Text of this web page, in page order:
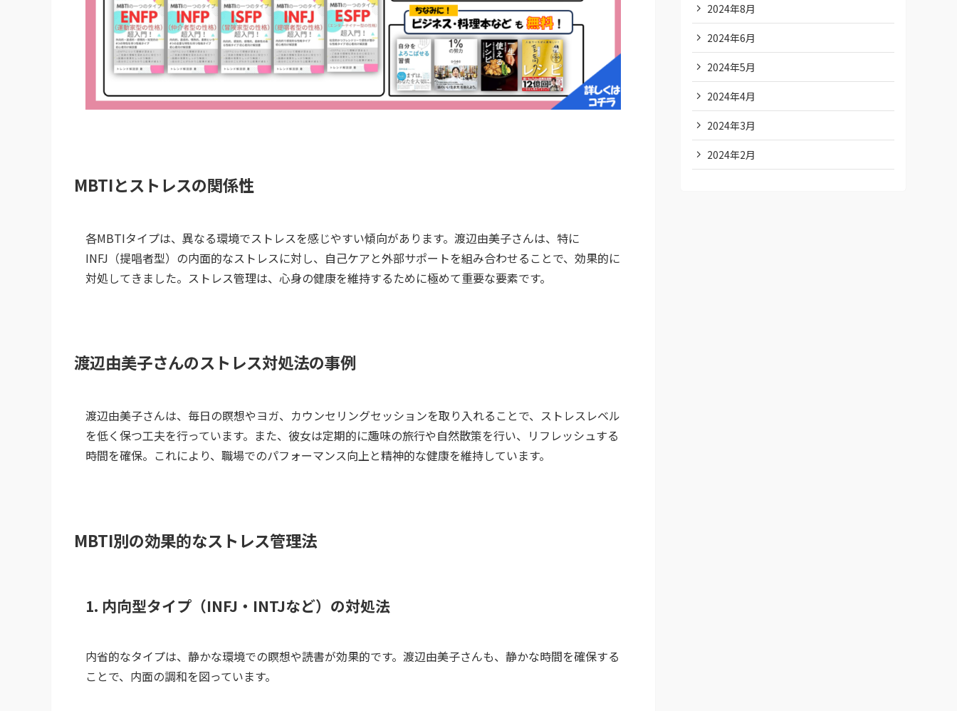
MBTIとストレスの関係性
各MBTIタイプは、異なる環境でストレスを感じやすい傾向があります。渡辺由美子さんは、特に
INFJ（提唱者型）の内面的なストレスに対し、自己ケアと外部サポートを組み合わせることで、効果的に
対処してきました。ストレス管理は、心身の健康を維持するために極めて重要な要素です。
渡辺由美子さんのストレス対処法の事例
渡辺由美子さんは、毎日の瞑想やヨガ、カウンセリングセッションを取り入れることで、ストレスレベル
を低く保つ工夫を行っています。また、彼女は定期的に趣味の旅行や自然散策を行い、リフレッシュする
時間を確保。これにより、職場でのパフォーマンス向上と精神的な健康を維持しています。
MBTI別の効果的なストレス管理法
1. 内向型タイプ（INFJ・INTJなど）の対処法
内省的なタイプは、静かな環境での瞑想や読書が効果的です。渡辺由美子さんも、静かな時間を確保する
ことで、内面の調和を図っています。
2024年8月
2024年6月
2024年5月
2024年4月
2024年3月
2024年2月